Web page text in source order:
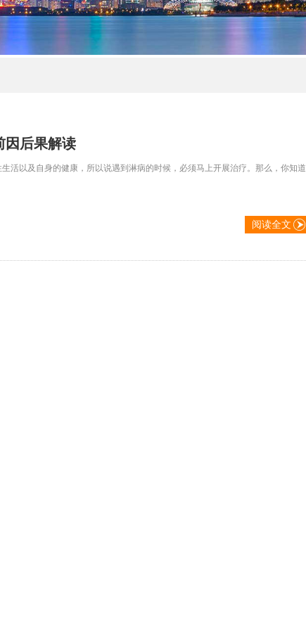
因后果解读
活以及自身的健康，所以说遇到淋病的时候，必须马上开展治疗。那么，你知道
阅读全文